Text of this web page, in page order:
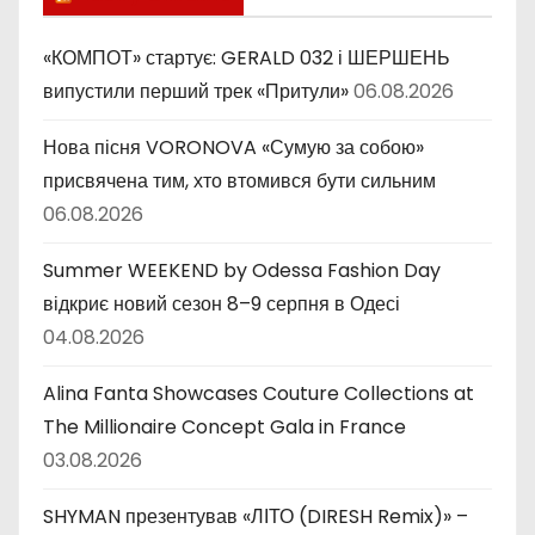
к
и
«КОМПОТ» стартує: GERALD 032 і ШЕРШЕНЬ
випустили перший трек «Притули»06.08.2026
Нова пісня VORONOVA «Сумую за собою»
присвячена тим, хто втомився бути сильним
06.08.2026
Summer WEEKEND by Odessa Fashion Day
відкриє новий сезон 8–9 серпня в Одесі
04.08.2026
Alina Fanta Showcases Couture Collections at
The Millionaire Concept Gala in France
03.08.2026
SHYMAN презентував «ЛІТО (DIRESH Remix)» –